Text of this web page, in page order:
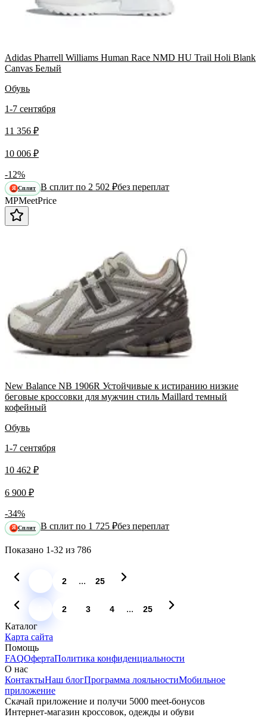
Adidas Pharrell Williams Human Race NMD HU Trail Holi Blank
Canvas Белый
Обувь
1-7 сентября
11 356 ₽
10 006 ₽
-12%
Я Сплит В сплит по 2 502 ₽без переплат
MPMeetPrice
New Balance NB 1906R Устойчивые к истиранию низкие
беговые кроссовки для мужчин стиль Maillard темный
кофейный
Обувь
1-7 сентября
10 462 ₽
6 900 ₽
-34%
Я Сплит В сплит по 1 725 ₽без переплат
Показано 1-32 из 786
2 ... 25
2 3 4 ... 25
Каталог
Карта сайта
Помощь
FAQОфертаПолитика конфиденциальности
О нас
КонтактыНаш блогПрограмма лояльностиМобильное
приложение
Скачай приложение и получи 5000 meet-бонусов
Интернет-магазин кроссовок, одежды и обуви